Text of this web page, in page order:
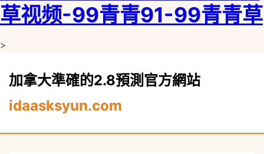
草视频-99青青91-99青青草
>
加拿大準確的2.8預測官方網站
idaasksyun.com